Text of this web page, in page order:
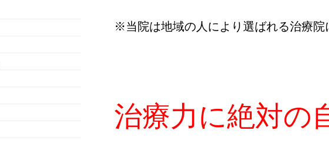
※当院は地域の人により選ばれる治療院
治療力に絶対の